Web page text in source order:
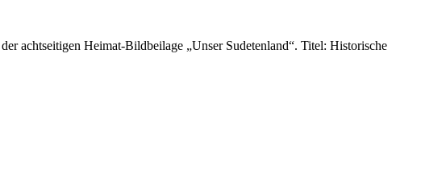
achtseitigen Heimat-Bildbeilage „Unser Sudetenland“. Titel: Historische